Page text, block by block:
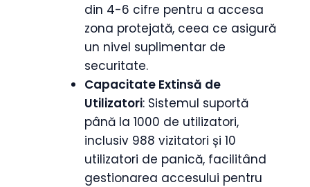
din 4-6 cifre pentru a accesa
zona protejată, ceea ce asigură
un nivel suplimentar de
securitate.
Capacitate Extinsă de
Utilizatori: Sistemul suportă
până la 1000 de utilizatori,
inclusiv 988 vizitatori și 10
utilizatori de panică, facilitând
gestionarea accesului pentru